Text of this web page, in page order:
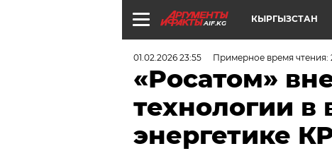
AIF.KG КЫРГЫЗСТАН
01.02.2026 23:55 Примерное время чтения:
«Росатом»
технологии в
энергетике